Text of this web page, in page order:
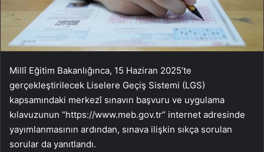
Millî Eğitim Bakanlığınca, 15 Haziran 2025’te
gerçekleştirilecek Liselere Geçiş Sistemi (LGS)
kapsamındaki merkezî sınavın başvuru ve uygulama
kılavuzunun “https://www.meb.gov.tr” internet adresinde
yayımlanmasının ardından, sınava ilişkin sıkça sorulan
sorular da yanıtlandı.